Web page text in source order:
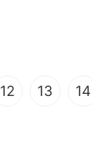
12 13 14